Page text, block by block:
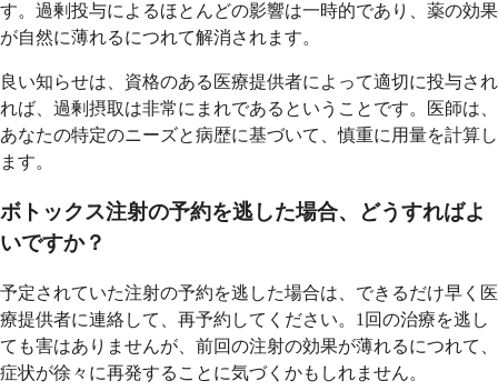
す。過剰投与によるほとんどの影響は一時的であり、薬の効果
が自然に薄れるにつれて解消されます。
良い知らせは、資格のある医療提供者によって適切に投与され
れば、過剰摂取は非常にまれであるということです。医師は、
あなたの特定のニーズと病歴に基づいて、慎重に用量を計算し
ます。
ボトックス注射の予約を逃した場合、どうすればよ
いですか？
予定されていた注射の予約を逃した場合は、できるだけ早く医
療提供者に連絡して、再予約してください。1回の治療を逃し
ても害はありませんが、前回の注射の効果が薄れるにつれて、
症状が徐々に再発することに気づくかもしれません。